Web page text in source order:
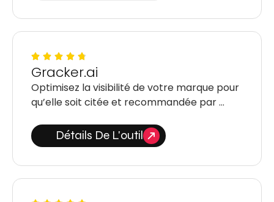
Gracker.ai
Optimisez la visibilité de votre marque pour
qu’elle soit citée et recommandée par …
Détails De L'outil